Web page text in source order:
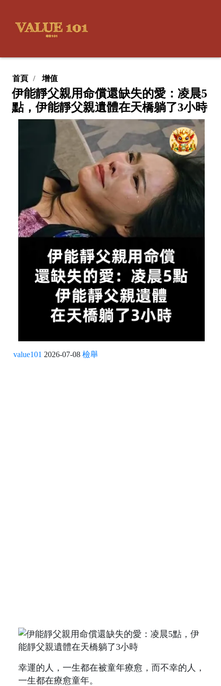
首頁 增值
伊能靜父親用命償還缺失的愛：凌晨5
點，伊能靜父親遺體在天橋躺了3小時
value101 2026-07-08 檢舉
幸運的人，一生都在被童年療愈，而不幸的人，
一生都在療愈童年。